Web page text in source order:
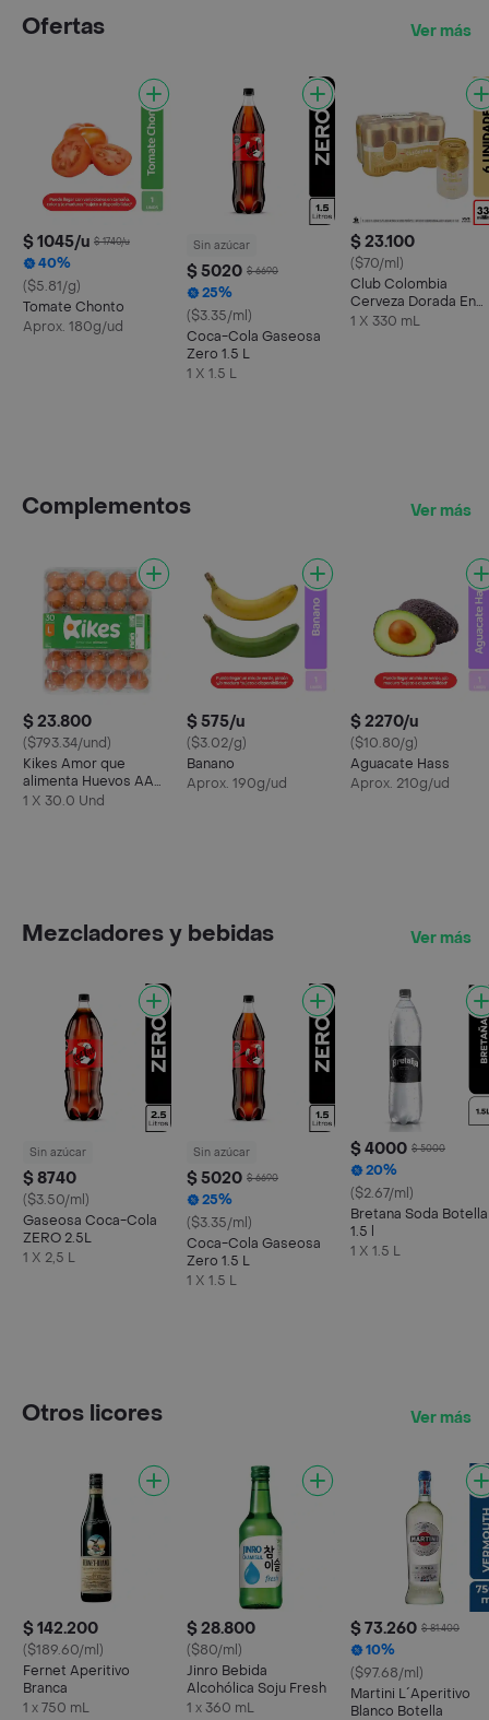
Ofertas Ver más
$ 1045/u $ 1740/u
40%
($5.81/g)
Tomate Chonto
Aprox. 180g/ud
Sin azúcar
$ 5020 $ 6690
25%
($3.35/ml)
Coca-Cola Gaseosa
Zero 1.5 L
1 X 1.5 L
$ 23.100
($70/ml)
Club Colombia
Cerveza Dorada En
Lata 330 ML X6 Unds
1 X 330 mL
Complementos Ver más
$ 23.800
($793.34/und)
Kikes Amor que
alimenta Huevos AA
Rojos L
1 X 30.0 Und
$ 575/u
($3.02/g)
Banano
Aprox. 190g/ud
$ 2270/u
($10.80/g)
Aguacate Hass
Aprox. 210g/ud
Mezcladores y bebidas Ver más
Sin azúcar
$ 8740
($3.50/ml)
Gaseosa Coca-Cola
ZERO 2.5L
1 X 2,5 L
Sin azúcar
$ 5020 $ 6690
25%
($3.35/ml)
Coca-Cola Gaseosa
Zero 1.5 L
1 X 1.5 L
$ 4000 $ 5000
20%
($2.67/ml)
Bretana Soda Botella
1.5 l
1 X 1.5 L
Otros licores Ver más
$ 142.200
($189.60/ml)
Fernet Aperitivo
Branca
1 x 750 mL
$ 28.800
($80/ml)
Jinro Bebida
Alcohólica Soju Fresh
1 x 360 mL
$ 73.260 $ 81.400
10%
($97.68/ml)
Martini L´Aperitivo
Blanco Botella